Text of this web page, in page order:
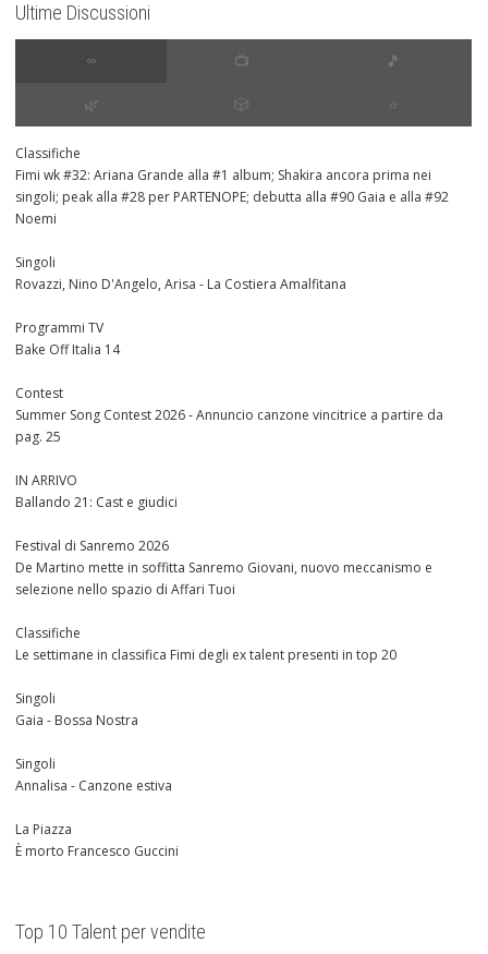
Ultime Discussioni
∞ 📺 🎵
🌿 🎲 ⭐️
Classifiche
Fimi wk #32: Ariana Grande alla #1 album; Shakira ancora prima nei
singoli; peak alla #28 per PARTENOPE; debutta alla #90 Gaia e alla #92
Noemi
Singoli
Rovazzi, Nino D'Angelo, Arisa - La Costiera Amalfitana
Programmi TV
Bake Off Italia 14
Contest
Summer Song Contest 2026 - Annuncio canzone vincitrice a partire da
pag. 25
IN ARRIVO
Ballando 21: Cast e giudici
Festival di Sanremo 2026
De Martino mette in soffitta Sanremo Giovani, nuovo meccanismo e
selezione nello spazio di Affari Tuoi
Classifiche
Le settimane in classifica Fimi degli ex talent presenti in top 20
Singoli
Gaia - Bossa Nostra
Singoli
Annalisa - Canzone estiva
La Piazza
È morto Francesco Guccini
Top 10 Talent per vendite